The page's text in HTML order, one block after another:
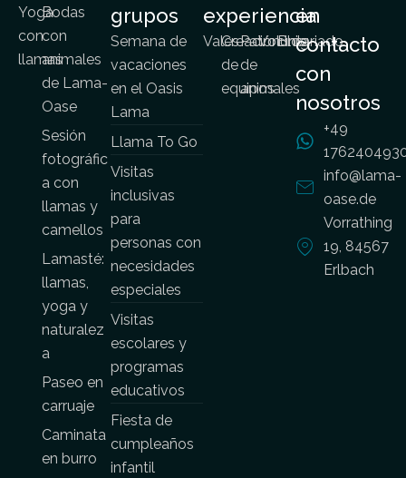
Yoga
con
llamas
Bodas
con
animales
de Lama-
Oase
Sesión
fotográfic
a con
llamas y
camellos
Lamasté:
llamas,
yoga y
naturalez
a
Paseo en
carruaje
Caminata
en burro
grupos
Semana de
vacaciones
en el Oasis
Lama
Llama To Go
Visitas
inclusivas
para
personas con
necesidades
especiales
Visitas
escolares y
programas
educativos
Fiesta de
cumpleaños
infantil
experiencia
ValesCreación
de
equipos
Patrocinio
de
animales
Voluntariado
Blog
en
contacto
con
nosotros
+49
info@lama-
oase.de
Vorrathing
19, 84567
Erlbach